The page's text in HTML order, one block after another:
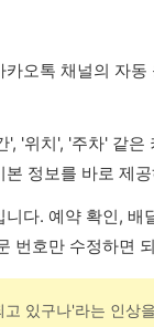
오톡 채널의 자
'위치', '주차' 같
정보를 바로 제
다. 예약 확인,
번호만 수정하면
있구나'라는 인상